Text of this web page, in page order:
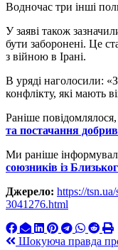
Водночас три інші
У заяві також
бути заборонені. Це
з війною в Ірані.
В уряді наголосили:
конфлікту, які мають
Раніше
та постачання
Ми раніше
союзників із
Джерело: https://
3041276.html
Навигация
Шокуюча правда